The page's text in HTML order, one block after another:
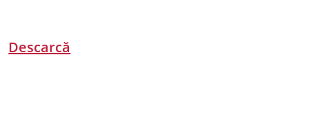
Descarcă